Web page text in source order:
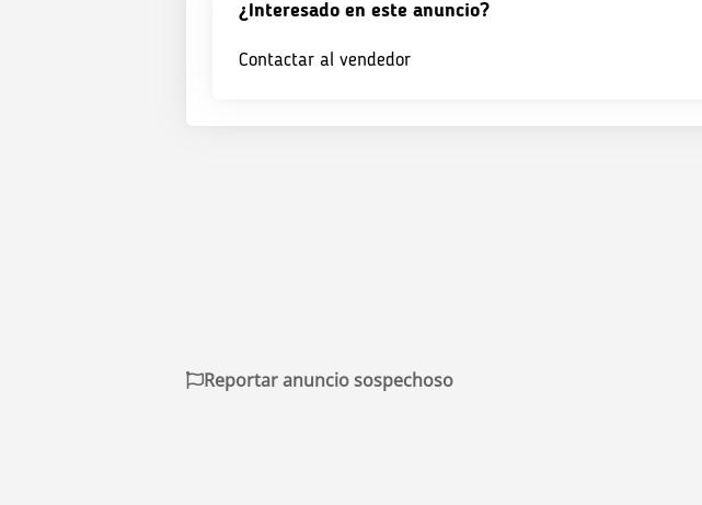
¿Interesado en este anuncio?
Contactar al vendedor
Reportar anuncio sospechoso